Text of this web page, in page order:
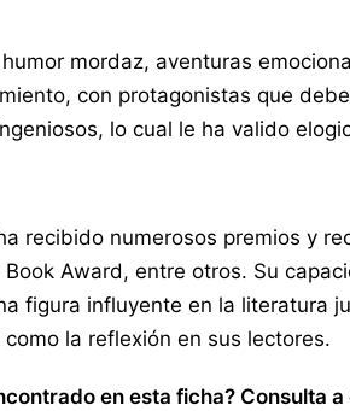
mordaz, aventuras
con protagonistas que
lo cual le ha valido
recibido numerosos premios y
Book Award, entre otros. Su
figura influyente en la
la reflexión en sus lectores.
en esta ficha? Consulta